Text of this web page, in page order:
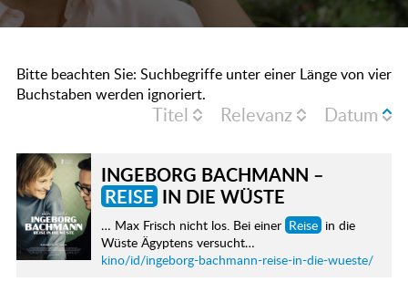
Bitte beachten Sie: Suchbegriffe unter einer Länge von vier
Buchstaben werden ignoriert.
Titel Relevanz Datum
INGEBORG BACHMANN –
REISEIN DIE WÜSTE
… Max Frisch nicht los. Bei einer Reise in die
Wüste Ägyptens versucht…
kino/id/ingeborg-bachmann-reise-in-die-wueste/